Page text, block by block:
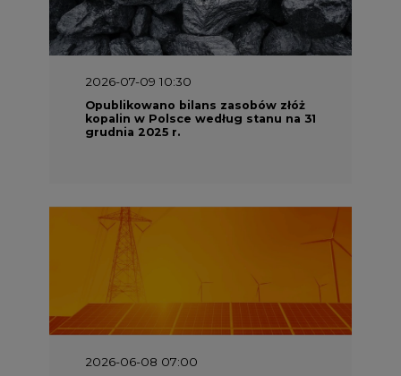
2026-07-09 10:30
Opublikowano bilans zasobów złóż
kopalin w Polsce według stanu na 31
grudnia 2025 r.
2026-06-08 07:00